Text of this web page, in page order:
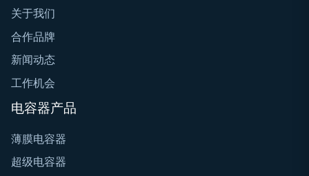
关于我们
合作品牌
新闻动态
工作机会
电容器产品
薄膜电容器
超级电容器